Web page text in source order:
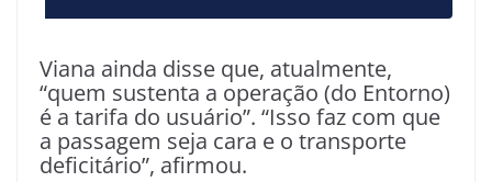
Viana ainda disse que, atualmente,
“quem sustenta a operação (do Entorno)
é a tarifa do usuário”. “Isso faz com que
a passagem seja cara e o transporte
deficitário”, afirmou.